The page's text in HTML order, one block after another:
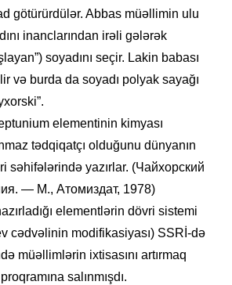
götürürdülər. Abbas müəllimin ulu
inanclarından irəli gələrək
soyadını seçir. Lakin babası
və burda da soyadı polyak sayağı
elementinin kimyası
tədqiqatçı olduğunu dünyanın
səhifələrində yazırlar. (Чайхорский
— М., Атомиздат, 1978)
elementlərin dövri sistemi
cədvəlinin modifikasiyası) SSRİ-də
müəllimlərin ixtisasını artırmaq
salınmışdı.